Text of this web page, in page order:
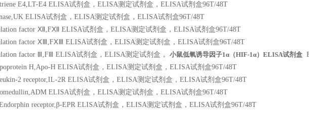
E4,LT-E4 ELISA试剂盒，ELISA测定试剂盒，ELISA试剂盒96T/48T
ELISA试剂盒，ELISA测定试剂盒，ELISA试剂盒96T/48T
factor Ⅻ,FⅫ ELISA试剂盒，ELISA测定试剂盒，ELISA试剂盒96T/48T
factor ⅩⅢ,FⅩⅢ ELISA试剂盒，ELISA测定试剂盒，ELISA试剂盒96T/48T
factor Ⅲ,FⅢ ELISA试剂盒，ELISA测定试剂盒， 小鼠低氧诱导因子1α（HIF-1α）ELISA试剂盒
H,Apo-H ELISA试剂盒，ELISA测定试剂盒，ELISA试剂盒96T/48T
2 receptor,IL-2R ELISA试剂盒，ELISA测定试剂盒，ELISA试剂盒96T/48T
ELISA试剂盒，ELISA测定试剂盒，ELISA试剂盒96T/48T
receptor,β-EPR ELISA试剂盒，ELISA测定试剂盒，ELISA试剂盒96T/48T